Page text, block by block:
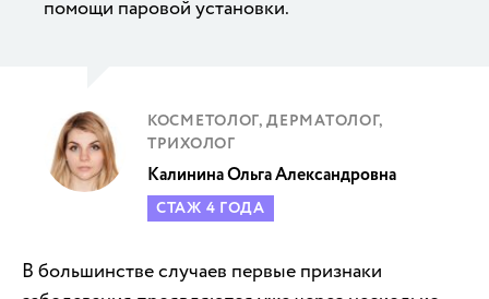
помощи паровой установки.
КОСМЕТОЛОГ, ДЕРМАТОЛОГ,
ТРИХОЛОГ
Калинина Ольга Александровна
СТАЖ 4 ГОДА
В большинстве случаев первые признаки